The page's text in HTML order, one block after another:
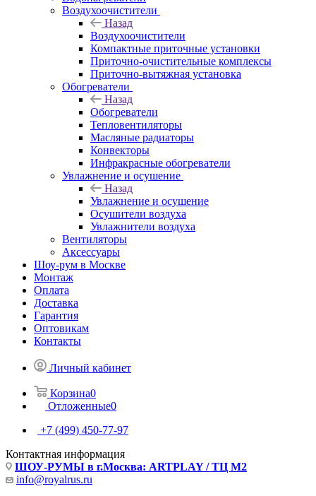
Воздухоочистители
Назад
Воздухоочистители
Компактные приточные установки
Приточно-очистительные комплексы
Приточно-вытяжная установка
Обогреватели
Назад
Обогреватели
Тепловентиляторы
Масляные радиаторы
Конвекторы
Инфракрасные обогреватели
Увлажнение и осушение
Назад
Увлажнение и осушение
Осушители воздуха
Увлажнители воздуха
Вентиляторы
Аксессуары
Шоу-рум в Москве
Монтаж
Оплата
Доставка
Гарантия
Оптовикам
Контакты
Личный кабинет
Корзина0
Отложенные0
+7 (499) 450-77-97
Контактная информация
ШОУ-РУМЫ в г.Москва: ARTPLAY / ТЦ М2
info@royalrus.ru